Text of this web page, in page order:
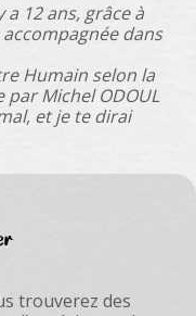
a 12 ans, grâce à
accompagnée dans
Humain selon la
Michel ODOUL
et je te dirai
trouverez des